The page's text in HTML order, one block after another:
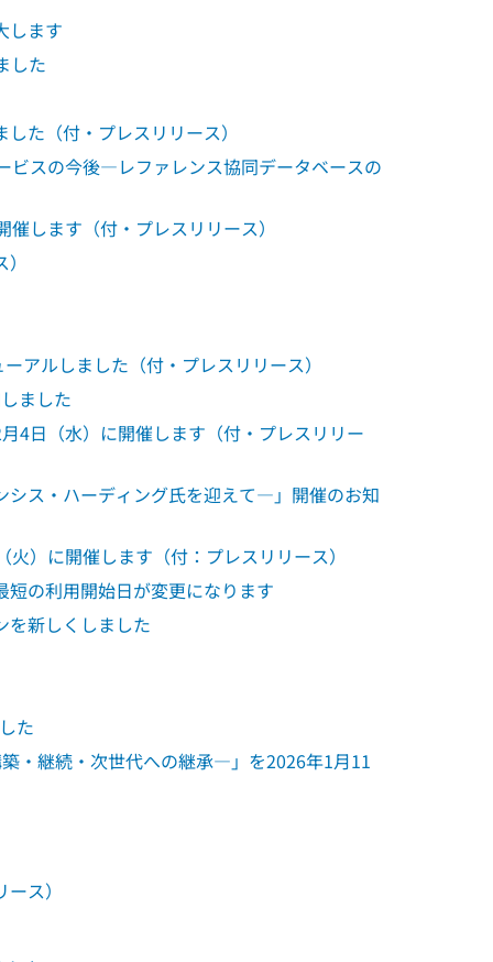
します
した
た（付・プレスリリース）
ビスの今後―レファレンス協同データベースの
します（付・プレスリリース）
アルしました（付・プレスリリース）
ました
4日（水）に開催します（付・プレスリリー
ス・ハーディング氏を迎えて―」開催のお知
）に開催します（付：プレスリリース）
の利用開始日が変更になります
を新しくしました
た
・継続・次世代への継承―」を2026年1月11
ス）